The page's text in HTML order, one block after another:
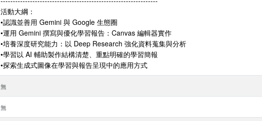
活動大綱：
•認識並善用 Gemini 與 Google 生態圈
•運用 Gemini 撰寫與優化學習報告：Canvas 編輯器實作
•培養深度研究能力：以 Deep Research 強化資料蒐集與分析
•學習以 AI 輔助製作結構清楚、重點明確的學習簡報
•探索生成式圖像在學習與報告呈現中的應用方式
無
無